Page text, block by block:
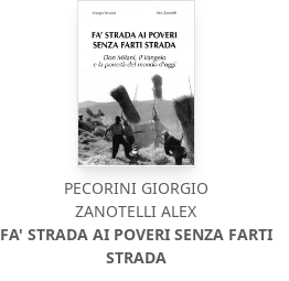
PECORINI GIORGIO
ZANOTELLI ALEX
FA' STRADA AI POVERI SENZA FARTI
STRADA